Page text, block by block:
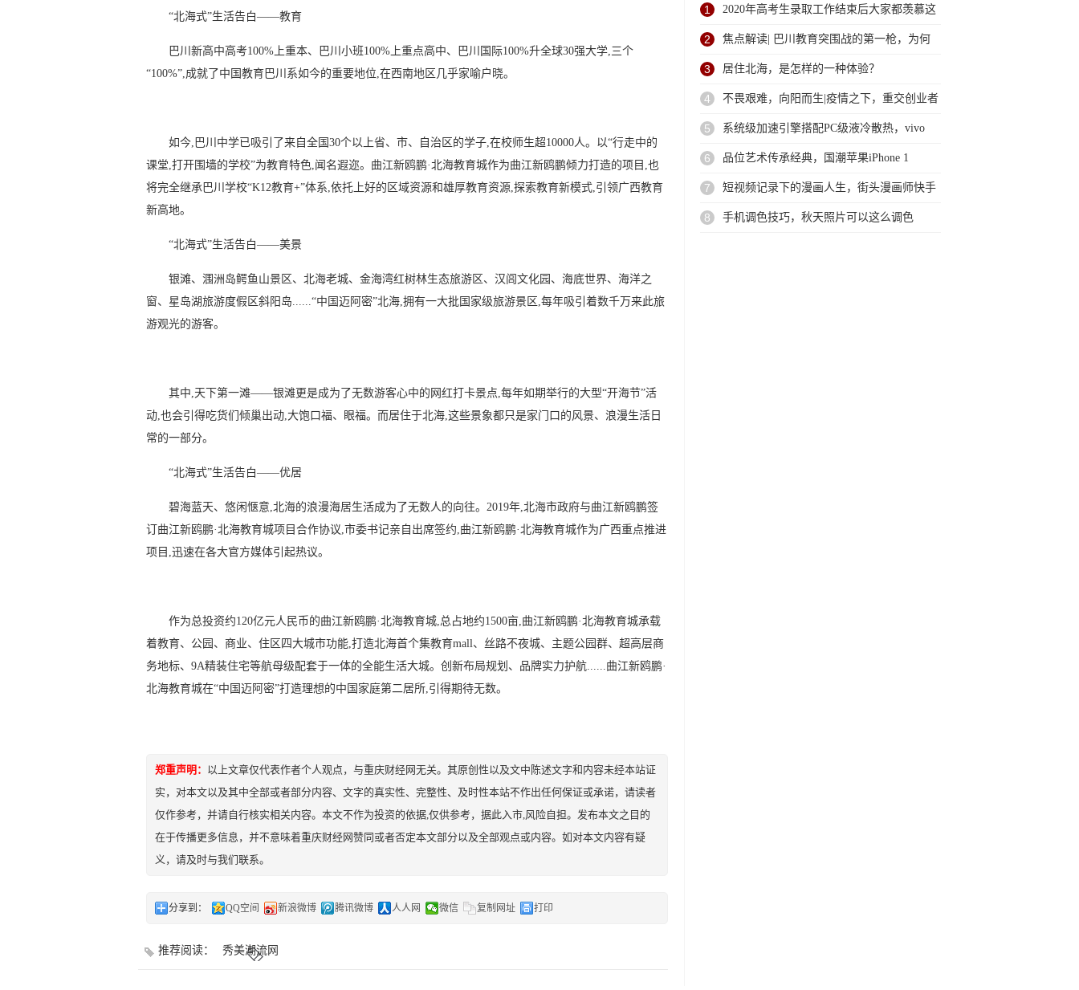
“北海式”生活告白——教育
巴川新高中高考100%上重本、巴川小班100%上重点高中、巴川国际100%升全球30强大学,三个
“100%”,成就了中国教育巴川系如今的重要地位,在西南地区几乎家喻户晓。
如今,巴川中学已吸引了来自全国30个以上省、市、自治区的学子,在校师生超10000人。以“行走中的
课堂,打开围墙的学校”为教育特色,闻名遐迩。曲江新鸥鹏·北海教育城作为曲江新鸥鹏倾力打造的项目,也
将完全继承巴川学校“K12教育+”体系,依托上好的区域资源和雄厚教育资源,探索教育新模式,引领广西教育
新高地。
“北海式”生活告白——美景
银滩、涠洲岛鳄鱼山景区、北海老城、金海湾红树林生态旅游区、汉闾文化园、海底世界、海洋之
窗、星岛湖旅游度假区斜阳岛......“中国迈阿密”北海,拥有一大批国家级旅游景区,每年吸引着数千万来此旅
游观光的游客。
其中,天下第一滩——银滩更是成为了无数游客心中的网红打卡景点,每年如期举行的大型“开海节”活
动,也会引得吃货们倾巢出动,大饱口福、眼福。而居住于北海,这些景象都只是家门口的风景、浪漫生活日
常的一部分。
“北海式”生活告白——优居
碧海蓝天、悠闲惬意,北海的浪漫海居生活成为了无数人的向往。2019年,北海市政府与曲江新鸥鹏签
订曲江新鸥鹏·北海教育城项目合作协议,市委书记亲自出席签约,曲江新鸥鹏·北海教育城作为广西重点推进
项目,迅速在各大官方媒体引起热议。
作为总投资约120亿元人民币的曲江新鸥鹏·北海教育城,总占地约1500亩,曲江新鸥鹏·北海教育城承载
着教育、公园、商业、住区四大城市功能,打造北海首个集教育mall、丝路不夜城、主题公园群、超高层商
务地标、9A精装住宅等航母级配套于一体的全能生活大城。创新布局规划、品牌实力护航......曲江新鸥鹏·
北海教育城在“中国迈阿密”打造理想的中国家庭第二居所,引得期待无数。
郑重声明： 以上文章仅代表作者个人观点，与重庆财经网无关。其原创性以及文中陈述文字和内容未经本站证
实，对本文以及其中全部或者部分内容、文字的真实性、完整性、及时性本站不作出任何保证或承诺，请读者
仅作参考，并请自行核实相关内容。本文不作为投资的依据,仅供参考，据此入市,风险自担。发布本文之目的
在于传播更多信息，并不意味着重庆财经网赞同或者否定本文部分以及全部观点或内容。如对本文内容有疑
义，请及时与我们联系。
分享到： QQ空间 新浪微博 腾讯微博 人人网 微信 复制网址 打印
推荐阅读： 秀美潮流网
1 2020年高考生录取工作结束后大家都羡慕这
2 焦点解读| 巴川教育突围战的第一枪，为何
在
3 居住北海，是怎样的一种体验？
4 不畏艰难，向阳而生|疫情之下，重交创业者
砥
5 系统级加速引擎搭配PC级液冷散热，vivo
6 品位艺术传承经典，国潮苹果iPhone 1
7 短视频记录下的漫画人生，街头漫画师快手
开辟
8 手机调色技巧，秋天照片可以这么调色